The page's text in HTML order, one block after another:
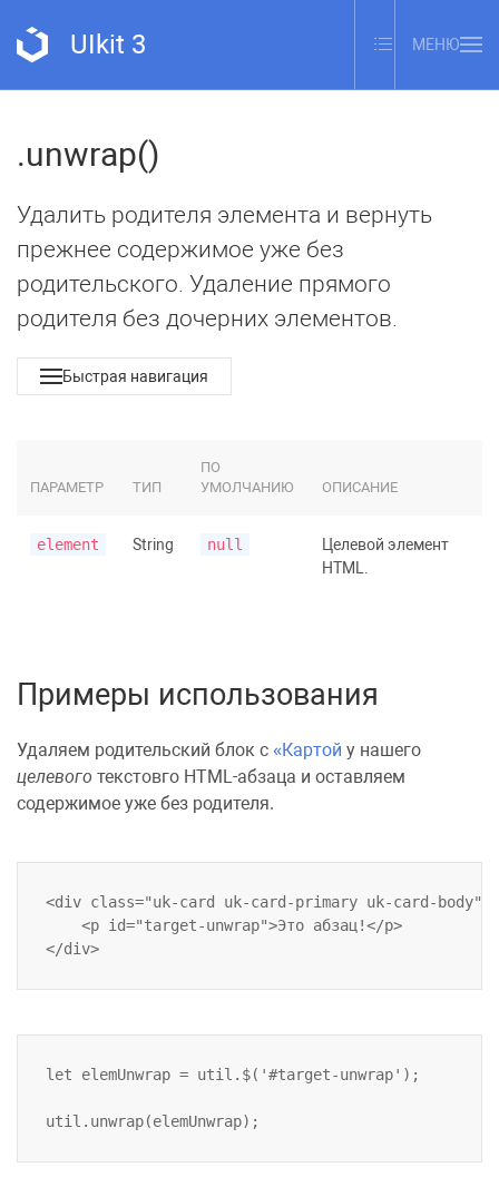
UIkit 3 МЕНЮ
.unwrap()
Удалить родителя элемента и вернуть
прежнее содержимое уже без
родительского. Удаление прямого
родителя без дочерних элементов.
Быстрая навигация
ПАРАМЕТР ТИП
ПО
УМОЛЧАНИЮ
ОПИСАНИЕ
element String null
Целевой элемент
HTML.
Примеры использования
Удаляем родительский блок с Картой у нашего
целевого текстовго HTML-абзаца и оставляем
содержимое уже без родителя.
<div class="uk-card uk-card-primary uk-card-body">
    <p id="target-unwrap">Это абзац!</p>
let elemUnwrap = util.$('#target-unwrap');